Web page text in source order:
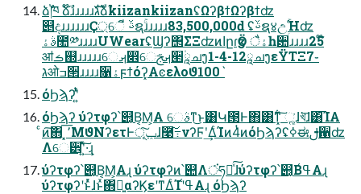
ձࣾ֓ཁ ձ໊ࣾɹɹɹɹɹגࣜձࣾkiizankiizanʢΩʔβϯΩʔβϯʣ
୅දɹɹɹɹɹɹҪ্େี ࢿຊۚɹɹɹɹɹ83,500,000ԁ ʢࢿຊ४උؚۚΉʣ
ࣄۀ಺༰ɹɹɹɹUWearʢϢʔ΢ΣΞʣͷاըɾӡӦ ैۀһ਺ɹɹɹɹ25໊
ॴࡏ஍ɹɹɹɹɹେࡕ෎େࡕࢢ੢ཱ۠ചງ1-4-12ཱചງεΫΤΞ7֊
גओߏ੒ɹɹɹɹ૑ۀϝϯόʔ͓Αͼελοϑ100ˋ
όϦϡʔʹ͍ͭͯ
όϦϡʔ ύʔτφʔ՝୊͔Β͔Μ͕͑Α͏ େࣄͳ͜ͱ͸Կ౓Ͱ΋͸ͳ͓͋͠͏ ૣ͘ɺখ͘͞ɺ͸͡ΊΑ͏
ͨͷ͠΋͏ ͓٬͞ΜϑΝʔετͰݕূ͠ɺ࿩͠߹͏νʔϜʹ͢ΔͨΊͷ4ͭͷόϦϡʔʢߦಈࢦ਑ʣ
Λେ੾ʹ͍ͯ͠·͢ɻ
ύʔτφʔ՝୊͔Β͔Μ͕͑Α͏ɻ ύʔτφʔͷ՝୊Λਂ͘ཧղͯ͠ɺύʔτφʔ՝୊͔Βߟ͑Α͏ɻ
ύʔτφʔʹͱͬͯɺͱͯ΋ྑ͍αʔϏεʹͳΔͨΊʹߟ͑Α͏ɻ όϦϡʔ